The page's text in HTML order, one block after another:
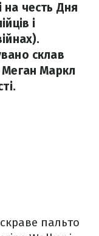
на честь Дня
і
склав
Меган Маркл
пальто